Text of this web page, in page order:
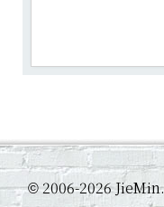
©2006-2026